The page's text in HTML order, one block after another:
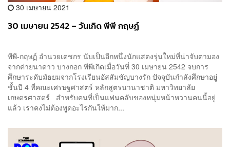
30 เมษายน 2021
30 เมษายน 2542 – วันเกิด พีพี กฤษฏ์
พีพี-กฤษฏ์ อำนวยเดชกร นับเป็นอีกหนึ่งนักแสดงรุ่นใหม่ที่น่าจับตามอง
จากค่ายนาดาว บางกอก พีพีเกิดเมื่อวันที่ 30 เมษายน 2542 จบการ
ศึกษาระดับมัธยมจากโรงเรียนอัสสัมชัญบางรัก ปัจจุบันกำลังศึกษาอยู่
ชั้นปี 4 ที่คณะเศรษฐศาสตร์ หลักสูตรนานาชาติ มหาวิทยาลัย
เกษตรศาสตร์ สำหรับคนที่เป็นแฟนคลับของหนุ่มหน้าหวานคนนี้อยู่
แล้ว เราคงไม่ต้องพูดอะไรกันให้มาก...